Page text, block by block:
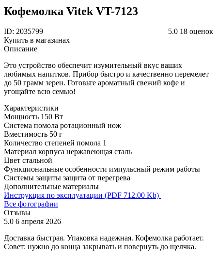
Кофемолка Vitek VT-7123
ID: 2035799 5.0 18 оценок
Купить в магазинах
Описание
Это устройство обеспечит изумительный вкус ваших
любимых напитков. Прибор быстро и качественно перемелет
до 50 грамм зерен. Готовьте ароматный свежий кофе и
угощайте всю семью!
Характеристики
Мощность 150 Вт
Система помола ротационный нож
Вместимость 50 г
Количество степеней помола 1
Материал корпуса нержавеющая сталь
Цвет стальной
Функциональные особенности импульсный режим работы
Системы защиты защита от перегрева
Дополнительные материалы
Инструкция по эксплуатации (PDF 712.00 Kb)
Все фотографии
Отзывы
5.0 6 апреля 2026
Доставка быстрая. Упаковка надежная. Кофемолка работает.
Совет: нужно до конца закрывать и повернуть до щелчка.